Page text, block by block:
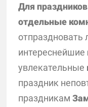
Для праздников
отдельные
интереснейшие
увлекательные
праздник
праздникам